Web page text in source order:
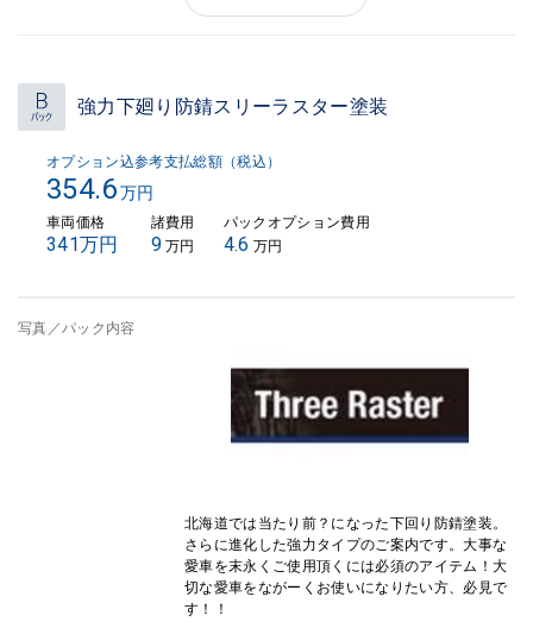
強力下廻り防錆スリーラスター塗装
オプション込参考支払総額（税込）
354.6万円
車両価格
341万円
諸費用
9 万円
パックオプション費用
4.6 万円
写真／パック内容
北海道では当たり前？になった下回り防錆塗装。
さらに進化した強力タイプのご案内です。大事な
愛車を末永くご使用頂くには必須のアイテム！大
切な愛車をながーくお使いになりたい方、必見で
す！！